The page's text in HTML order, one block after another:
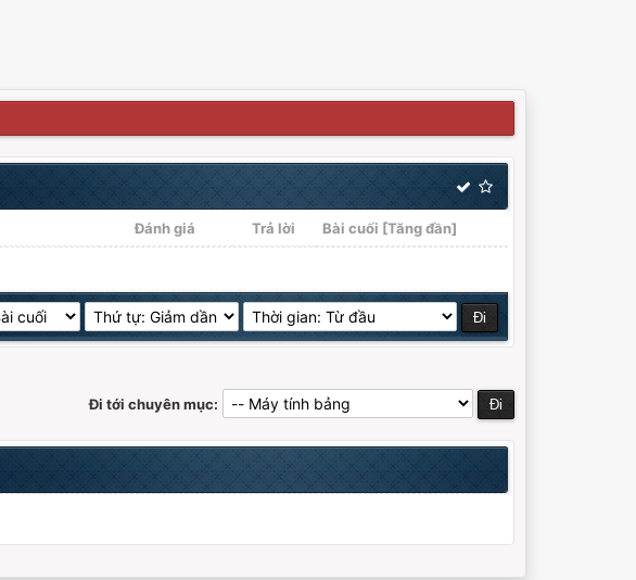
Đánh giá Trả lời Bài cuối [Tăng đần]
Đi tới chuyên mục: